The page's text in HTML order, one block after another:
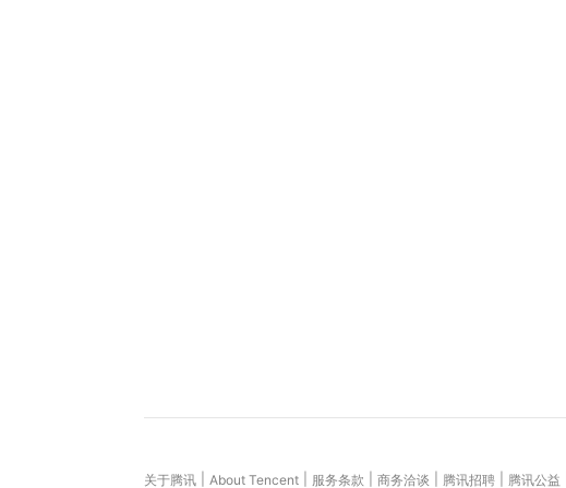
关于腾讯 About Tencent 服务条款 商务洽谈 腾讯招聘 腾讯公益